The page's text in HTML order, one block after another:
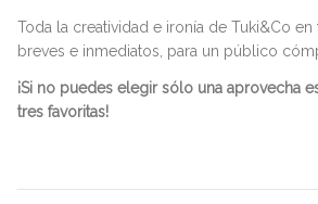
Toda la creatividad e ironía de Tuki&Co
breves e inmediatos, para un público
¡Si no puedes elegir sólo una aprovecha
tres favoritas!